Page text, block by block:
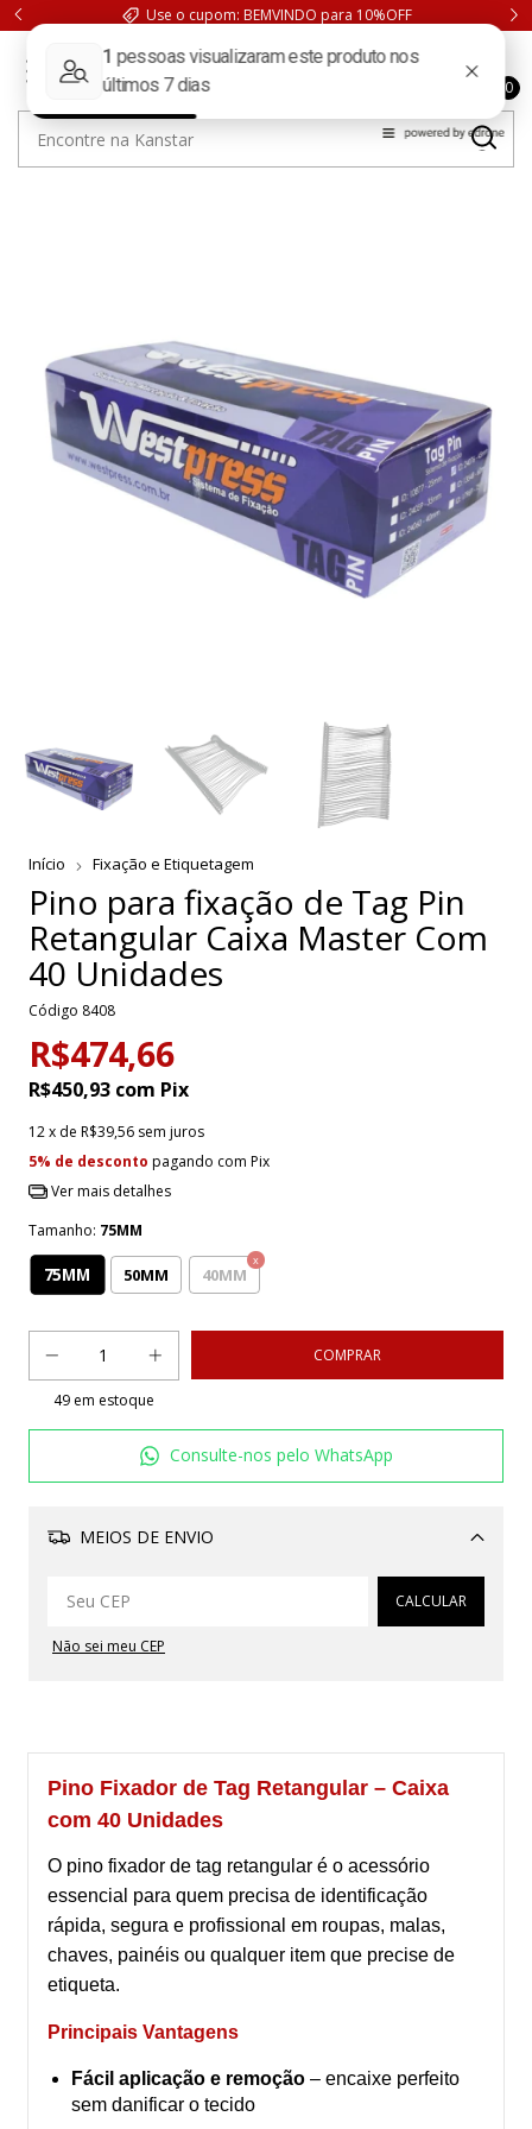
Use o cupom: BEMVINDO para 10%OFF
0
Início Fixação e Etiquetagem
Pino para fixação de Tag Pin
Retangular Caixa Master Com
40 Unidades
Código 8408
R$474,66
R$450,93 com Pix
12x de R$39,56 sem juros
5% de desconto pagando com Pix
Ver mais detalhes
Tamanho: 75MM
75MM 50MM 40MM
49em estoque
Consulte-nos pelo WhatsApp
MEIOS DE ENVIO
Alterar CEP
CALCULAR
Não sei meu CEP
Pino Fixador de Tag Retangular – Caixa
com 40 Unidades
O pino fixador de tag retangular é o acessório
essencial para quem precisa de identificação
rápida, segura e profissional em roupas, malas,
chaves, painéis ou qualquer item que precise de
etiqueta.
Principais Vantagens
Fácil aplicação e remoção – encaixe perfeito
sem danificar o tecido